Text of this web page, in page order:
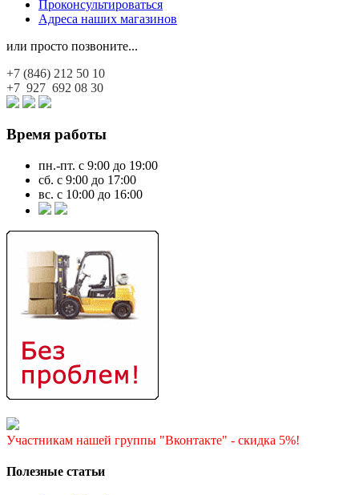
Проконсультироваться
Адреса наших магазинов
или просто позвоните...
+7 (846) 212 50 10
+7 927 692 08 30
Время работы
пн.-пт. с 9:00 до 19:00
сб. с 9:00 до 17:00
вс. с 10:00 до 16:00
Участникам нашей группы "Вконтакте" - скидка 5%!
Полезные статьи